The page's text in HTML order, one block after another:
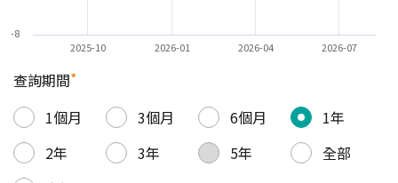
2025-10 2026-01 2026-04 2026-07
-8
查詢期間*
1個月
3個月 6個月
1年
2年
3年 5年
全部